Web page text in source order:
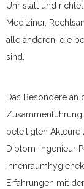
Uhr statt und
Mediziner,
alle anderen, die
sind.
Das Besondere an
beteiligten
Diplom-Ingenieur
Erfahrungen mit